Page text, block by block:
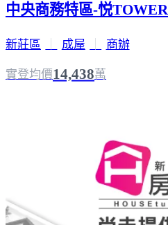
中央商務特區-悦TOWER
新莊區 成屋 商辦
實登均價14,438萬